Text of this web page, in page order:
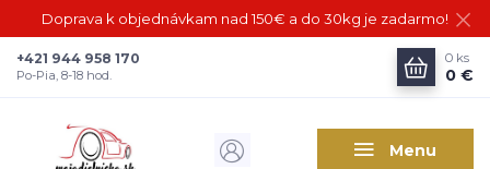
Doprava k objednávkam nad 150€ a do 30kg je zadarmo!
Menu
+421 944 958 170
Po-Pia, 8-18 hod.
0 ks
0 €